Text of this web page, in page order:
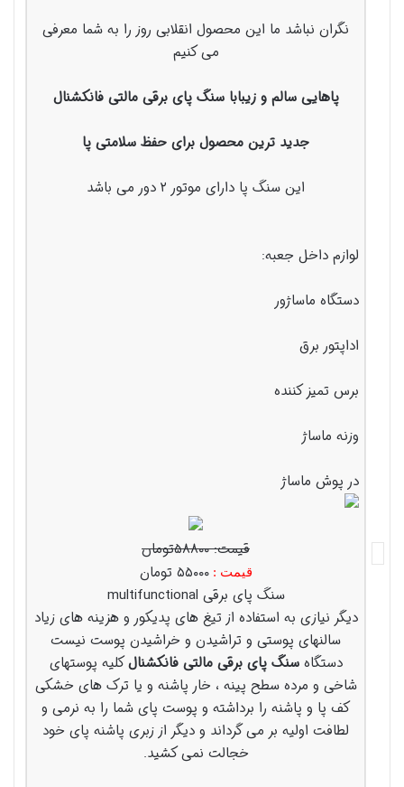
نگران نباشد ما این محصول انقلابی روز را به شما معرفی
می کنیم
پاهایی سالم و زیبابا سنگ پای برقی مالتی فانکشنال
جدید ترین محصول برای حفظ سلامتی پا
این سنگ پا دارای موتور ۲ دور می باشد
لوازم داخل جعبه:
دستگاه ماساژور
اداپتور برق
برس تمیز کننده
وزنه ماساژ
در پوش ماساژ
قیمت: ۵۸۸۰۰تومان
قیمت :۵۵۰۰۰ تومان
سنگ پای برقی multifunctional
دیگر نیازی به استفاده از تیغ های پدیکور و هزینه های زیاد
سالنهای پوستی و تراشیدن و خراشیدن پوست نیست
دستگاهسنگ پای برقی مالتی فانکشنالکلیه پوستهای
شاخی و مرده سطح پینه ، خار پاشنه و یا ترک های خشکی
کف پا و پاشنه را برداشته و پوست پای شما را به نرمی و
لطافت اولیه بر می گرداند و دیگر از زبری پاشنه پای خود
خجالت نمی کشید.